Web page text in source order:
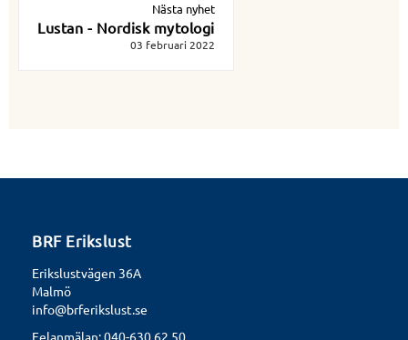
Nästa nyhet
Lustan - Nordisk mytologi
03 februari 2022
BRF Erikslust
Erikslustvägen 36A
Malmö
info@brferikslust.se